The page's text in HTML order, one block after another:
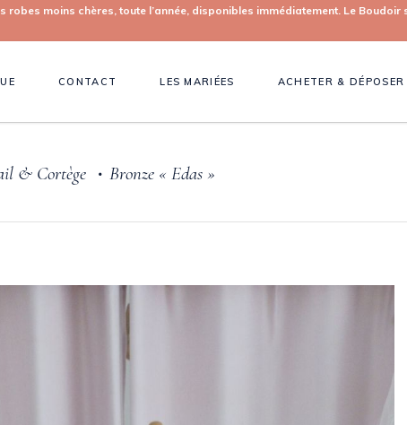
robes moins chères, toute l’année, disponibles immédiatement. Le
CONTACT LES MARIÉES ACHETER & DÉPOSER
& Cortège • Bronze « Edas »